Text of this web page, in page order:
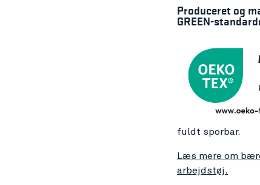
Produceret og
GREEN-
fuldt sporbar.
Læs mere om
arbejdstøj.